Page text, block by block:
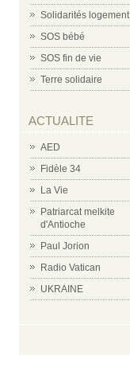
Solidarités logement
SOS bébé
SOS fin de vie
Terre solidaire
ACTUALITE
AED
Fidèle 34
La Vie
Patriarcat melkite
d'Antioche
Paul Jorion
Radio Vatican
UKRAINE